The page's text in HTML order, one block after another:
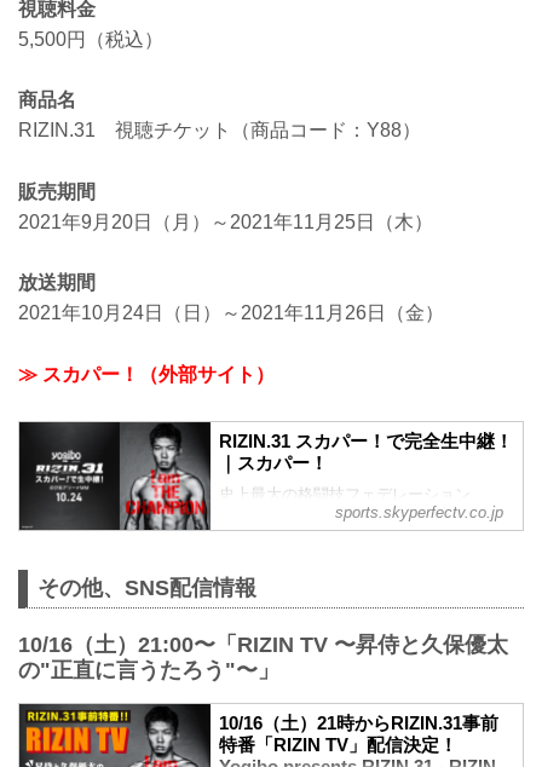
視聴料金
5,500円（税込）
商品名
RIZIN.31 視聴チケット（商品コード：Y88）
販売期間
2021年9月20日（月）～2021年11月25日（木）
放送期間
2021年10月24日（日）～2021年11月26日（金）
≫ スカパー！（外部サイト）
RIZIN.31 スカパー！で完全生中継！
｜スカパー！
史上最大の格闘技フェデレーション
『RIZIN』。スカパー！は、10.24（日）
全生中継でお届け！
sports.skyperfectv.co.jp
その他、SNS配信情報
10/16（土）21:00〜「RIZIN TV 〜昇侍と久保優太
の"正直に言うたろう"〜」
10/16（土）21時からRIZIN.31事前
特番「RIZIN TV」配信決定！